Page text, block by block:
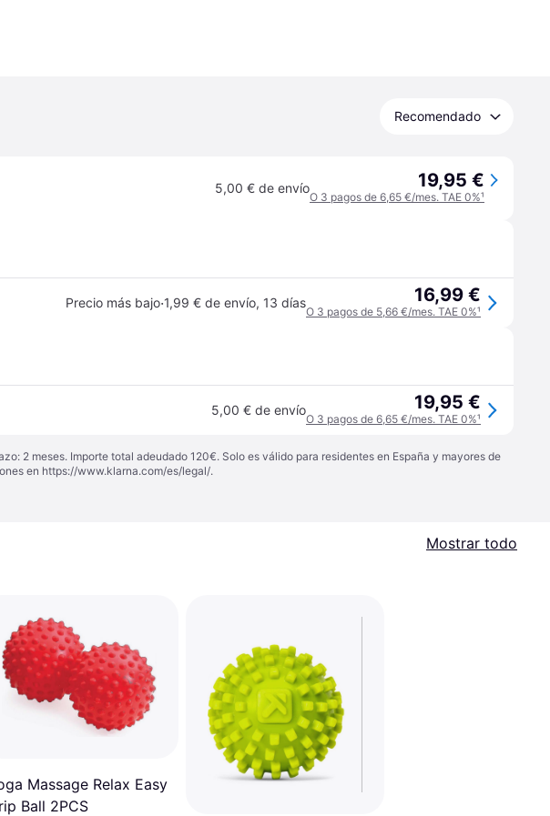
Recomendado
5,00 € de envío 19,95 €
O 3 pagos de 6,65 €/mes. TAE 0%¹
Precio más bajo·1,99 € de envío, 13 días 16,99 €
O 3 pagos de 5,66 €/mes. TAE 0%¹
5,00 € de envío 19,95 €
O 3 pagos de 6,65 €/mes. TAE 0%¹
2 meses. Importe total adeudado 120€. Solo es válido para residentes en España y mayores de
en https://www.klarna.com/es/legal/.
Mostrar todo
Massage Relax Easy
Ball 2PCS